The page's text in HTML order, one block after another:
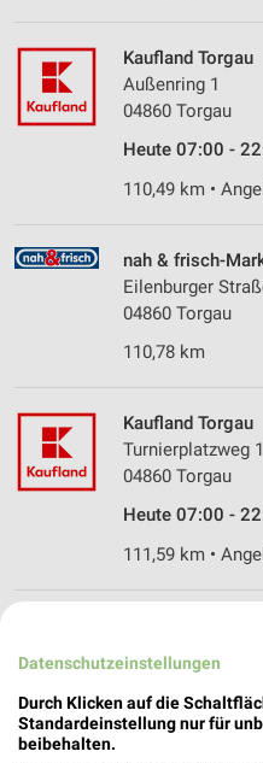
Kaufland Torgau
Außenring 1
04860 Torgau
Heute 07:00 -
110,49 km •
nah & frisch-
Eilenburger
04860 Torgau
110,78 km
Kaufland Torgau
Turnierplatzweg 1
04860 Torgau
Heute 07:00 -
111,59 km •
EDEKA
Kemberger Str. 1a
06905 Bad
102,61 km
Datenschutzeinstellungen
Durch Klicken auf die
Standardeinstellung nur für
beibehalten.